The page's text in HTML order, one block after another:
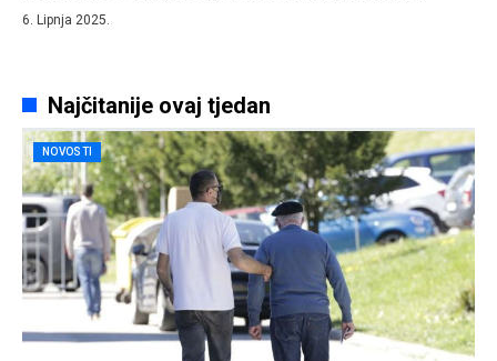
6. Lipnja 2025.
Najčitanije ovaj tjedan
NOVOSTI